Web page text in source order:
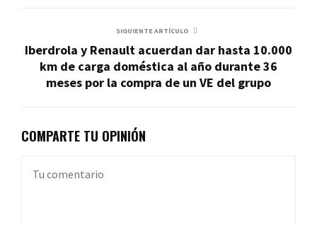
SIGUIENTE ARTÍCULO
Iberdrola y Renault acuerdan dar hasta 10.000
km de carga doméstica al año durante 36
meses por la compra de un VE del grupo
COMPARTE TU OPINIÓN